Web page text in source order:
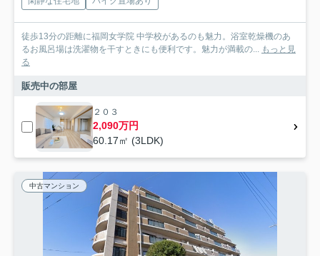
徒歩13分の距離に福岡女学院 中学校があるのも魅力。浴室乾燥機のあ
るお風呂場は洗濯物を干すときにも便利です。魅力が満載の... もっと見
る
販売中の部屋
２０３
2,090万円
60.17㎡ (3LDK)
中古マンション